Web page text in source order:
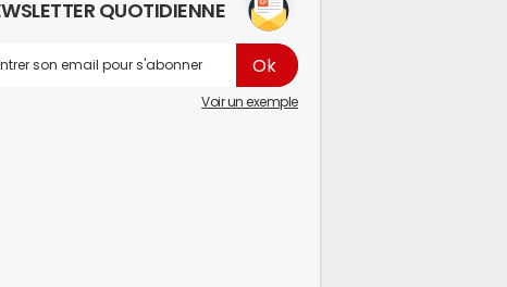
QUOTIDIENNE
Voir un exemple